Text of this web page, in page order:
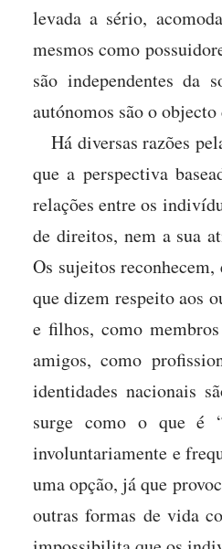
levada a sério,
mesmos como
são independentes da
autónomos são o
Há diversas razões
que a perspectiva
relações entre os
de direitos, nem a sua
Os sujeitos
que dizem respeito aos
e filhos, como
amigos, como
identidades nacionais
surge como o que é
involuntariamente e
uma opção, já que
outras formas de vida